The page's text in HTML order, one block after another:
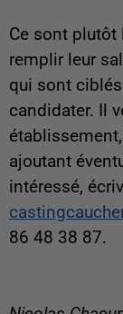
Ce sont
remplir leur
qui sont
candidater. Il
ajoutant
intéressé,
86 48 38 87.